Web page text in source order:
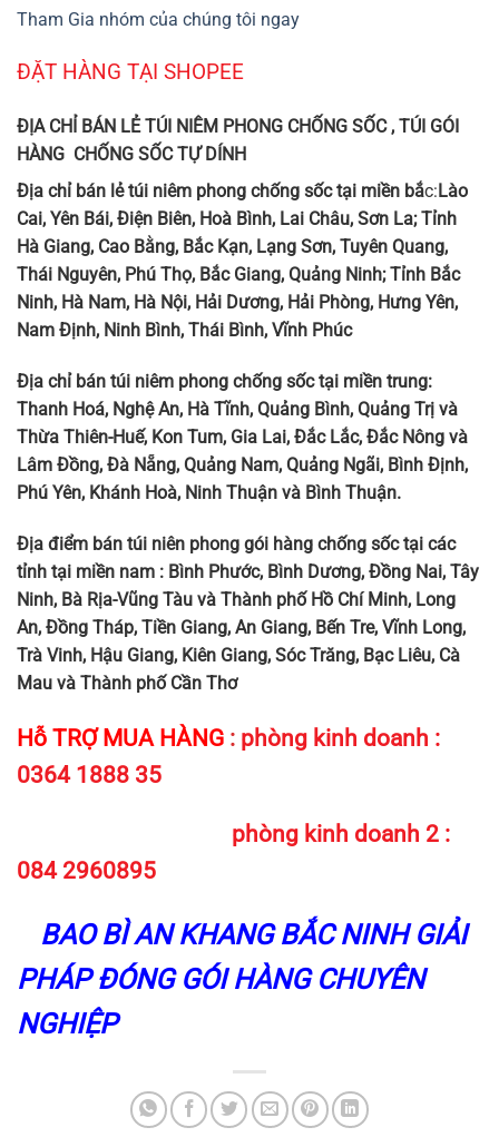
Tham Gia nhóm của chúng tôi ngay
ĐẶT HÀNG TẠI SHOPEE
ĐỊA CHỈ BÁN LẺ TÚI NIÊM PHONG CHỐNG SỐC , TÚI GÓI
HÀNG CHỐNG SỐC TỰ DÍNH
Địa chỉ bán lẻ túi niêm phong chống sốc tại miền bắc: Lào
Cai, Yên Bái, Điện Biên, Hoà Bình, Lai Châu, Sơn La; Tỉnh
Hà Giang, Cao Bằng, Bắc Kạn, Lạng Sơn, Tuyên Quang,
Thái Nguyên, Phú Thọ, Bắc Giang, Quảng Ninh; Tỉnh Bắc
Ninh, Hà Nam, Hà Nội, Hải Dương, Hải Phòng, Hưng Yên,
Nam Định, Ninh Bình, Thái Bình, Vĩnh Phúc
Địa chỉ bán túi niêm phong chống sốc tại miền trung:
Thanh Hoá, Nghệ An, Hà Tĩnh, Quảng Bình, Quảng Trị và
Thừa Thiên-Huế, Kon Tum, Gia Lai, Đắc Lắc, Đắc Nông và
Lâm Đồng, Đà Nẵng, Quảng Nam, Quảng Ngãi, Bình Định,
Phú Yên, Khánh Hoà, Ninh Thuận và Bình Thuận.
Địa điểm bán túi niên phong gói hàng chống sốc tại các
tỉnh tại miền nam : Bình Phước, Bình Dương, Đồng Nai, Tây
Ninh, Bà Rịa-Vũng Tàu và Thành phố Hồ Chí Minh, Long
An, Đồng Tháp, Tiền Giang, An Giang, Bến Tre, Vĩnh Long,
Trà Vinh, Hậu Giang, Kiên Giang, Sóc Trăng, Bạc Liêu, Cà
Mau và Thành phố Cần Thơ
Hỗ TRỢ MUA HÀNG : phòng kinh doanh :
0364 1888 35
phòng kinh doanh 2 :
084 2960895
BAO BÌ AN KHANG BẮC NINH GIẢI
PHÁP ĐÓNG GÓI HÀNG CHUYÊN
NGHIỆP